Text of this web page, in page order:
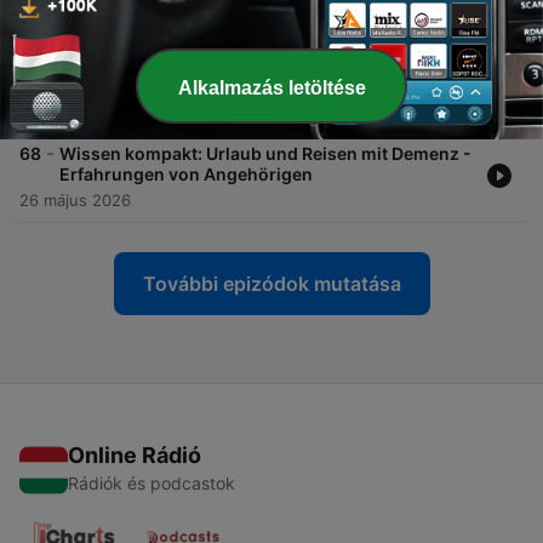
23 jún. 2026
69 - Demenz behandeln: Was bringen die neuen
Therapien? Mit Dr. Michaela Butryn
09 jún. 2026
68 - Wissen kompakt: Urlaub und Reisen mit Demenz -
Erfahrungen von Angehörigen
26 május 2026
További epizódok mutatása
Online Rádió
Rádiók és podcastok
Alkalmazás letöltése